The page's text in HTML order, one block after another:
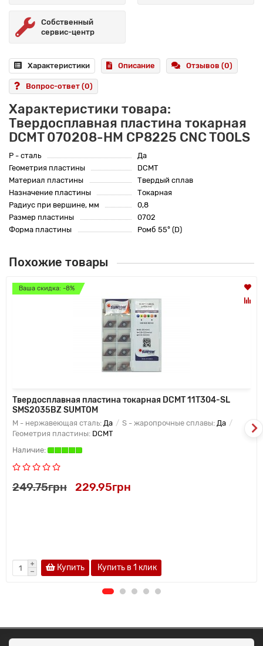
Собственный
сервис-центр
Характеристики Описание Отзывов (0)
Вопрос-ответ (0)
Характеристики товара:
Твердосплавная пластина токарная
DCMT 070208-HM CP8225 CNC TOOLS
P - сталь
Да
Геометрия пластины
DCMT
Материал пластины
Твердый сплав
Назначение пластины
Токарная
Радиус при вершине, мм
0,8
Размер пластины
0702
Форма пластины
Ромб 55° (D)
Похожие товары
Ваша скидка: -8%
Твердосплавная пластина токарная DCMT 11T304-SL
SMS2035BZ SUMTOM
M - нержавеющая сталь: Да S - жаропрочные сплавы: Да
Геометрия пластины: DCMT
249.75грн 229.95грн
Купить Купить в 1 клик
ОКЕАН ТРЕЙД